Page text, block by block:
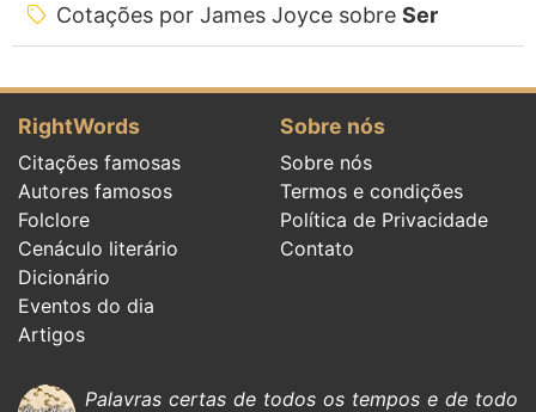
Cotações por James Joyce sobre Ser
RightWords
Citações famosas
Autores famosos
Folclore
Cenáculo literário
Dicionário
Eventos do dia
Artigos
Sobre nós
Sobre nós
Termos e condições
Política de Privacidade
Contato
Palavras certas de todos os tempos e de todo